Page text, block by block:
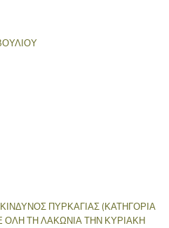
ΠΥΡΚΑΓΙΑΣ (ΚΑΤΗΓΟΡΙΑ
ΟΛΗ ΤΗ ΛΑΚΩΝΙΑ ΤΗΝ ΚΥΡΙΑΚΗ